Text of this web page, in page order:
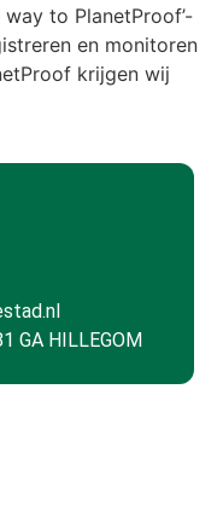
to PlanetProof’-
en monitoren
krijgen wij
GA HILLEGOM